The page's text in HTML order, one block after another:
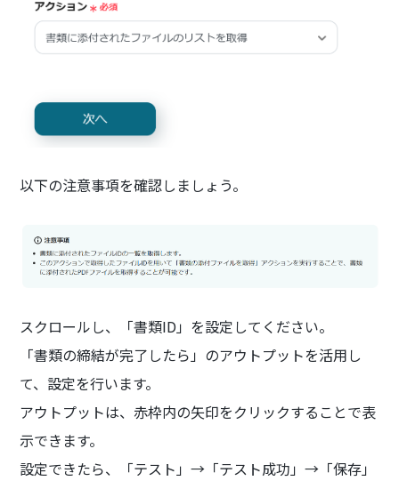
以下の注意事項を確認しましょう。
スクロールし、「書類ID」を設定してください。
「書類の締結が完了したら」のアウトプットを活用し
て、設定を行います。
アウトプットは、赤枠内の矢印をクリックすることで表
示できます。
設定できたら、「テスト」→「テスト成功」→「保存」